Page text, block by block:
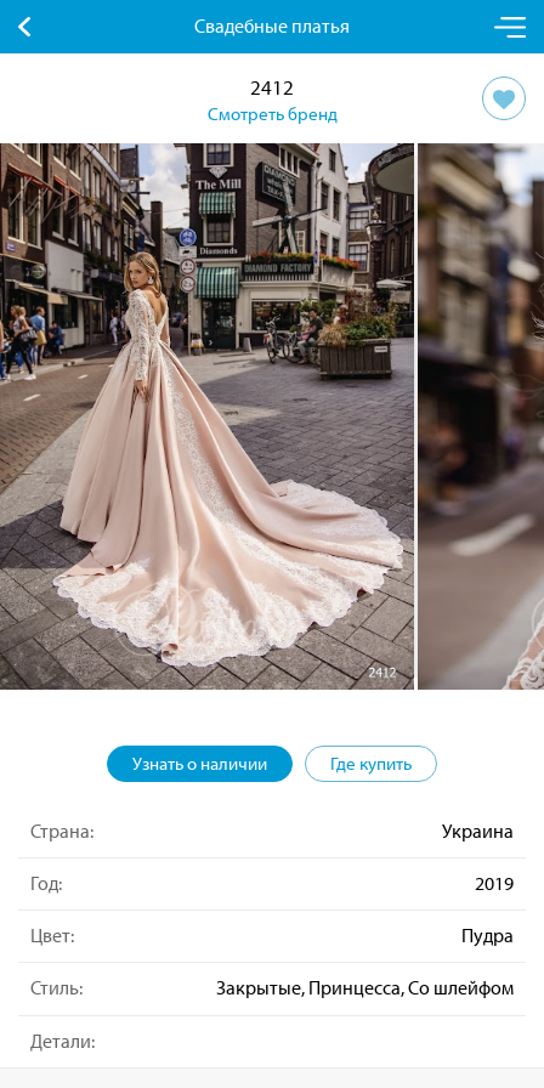
Свадебные платья
2412
Смотреть бренд
Узнать о наличии Где купить
Страна: Украина
Год: 2019
Цвет: Пудра
Стиль: Закрытые, Принцесса, Со шлейфом
Детали: